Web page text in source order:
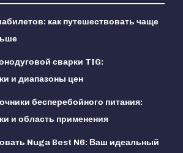
как путешествовать чаще
сварки TIG:
и диапазоны цен
бесперебойного питания:
и область применения
Nuga Best N6: Ваш идеальный